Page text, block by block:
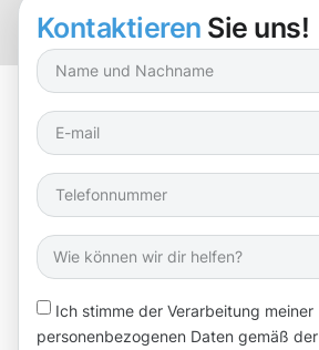
Kostenlose
Reinigungsprobe
Kontaktieren Sie uns!
Ich stimme der Verarbeitung meiner
personenbezogenen Daten gemäß der